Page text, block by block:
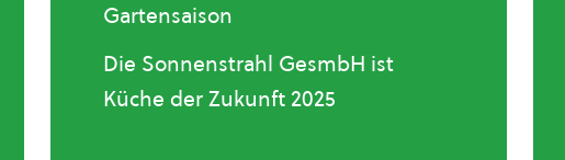
Gartensaison
Die Sonnenstrahl GesmbH ist
Küche der Zukunft 2025